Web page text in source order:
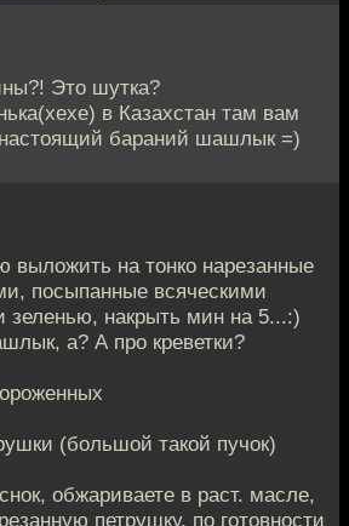
Это шутка?
в Казахстан там вам
настоящий бараний шашлык =)
на тонко нарезанные
посыпанные всяческими
зеленью, накрыть мин на 5...:)
а? А про креветки?
(большой такой пучок)
обжариваете в раст. масле,
петрушку, по готовности